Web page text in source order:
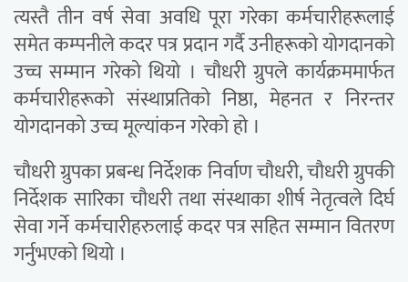
त्यस्तै तीन वर्ष सेवा अवधि पूरा गरेका कर्मचारीहरूलाई
समेत कम्पनीले कदर पत्र प्रदान गर्दै उनीहरूको योगदानको
उच्च सम्मान गरेको थियो । चौधरी ग्रुपले कार्यक्रममार्फत
कर्मचारीहरूको संस्थाप्रतिको निष्ठा, मेहनत र निरन्तर
योगदानको उच्च मूल्यांकन गरेको हो ।
चौधरी ग्रुपका प्रबन्ध निर्देशक निर्वाण चौधरी, चौधरी ग्रुपकी
निर्देशक सारिका चौधरी तथा संस्थाका शीर्ष नेतृत्वले दिर्घ
सेवा गर्ने कर्मचारीहरुलाई कदर पत्र सहित सम्मान वितरण
गर्नुभएको थियो ।